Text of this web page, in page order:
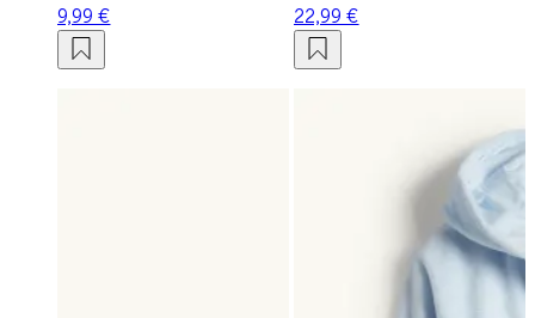
9,99 €
22,99 €